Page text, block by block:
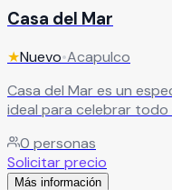
Casa del Mar
★Nuevo•Acapulco
Casa del Mar es un
ideal para celebrar
mágica como siempre la
lugar perfecto para
0 personas
Solicitar precio
Más información